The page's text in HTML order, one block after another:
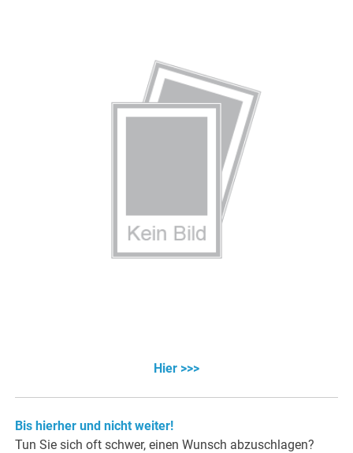
Hier >>>
Bis hierher und nicht weiter!
Tun Sie sich oft schwer, einen Wunsch abzuschlagen?